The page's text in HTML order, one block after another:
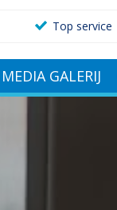
Top service
MEDIA GALERIJ